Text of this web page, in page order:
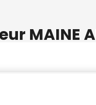
MAINE